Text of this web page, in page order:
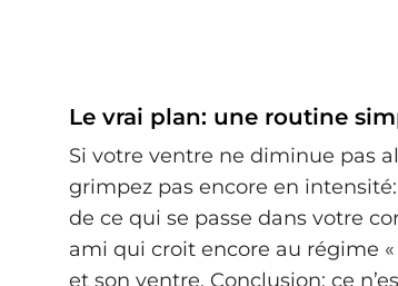
Le vrai plan: une routine
Si votre ventre ne diminue pas
grimpez pas encore en
de ce qui se passe dans votre
ami qui croit encore au régime
et son ventre. Conclusion: ce